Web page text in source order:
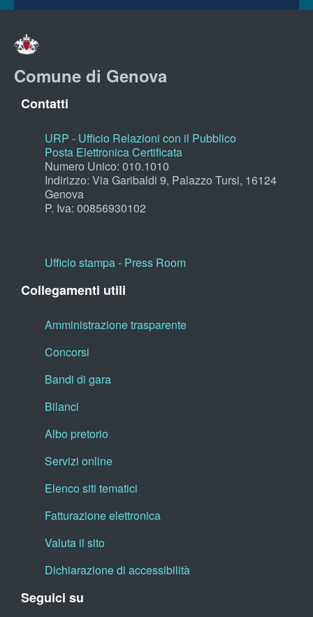
Comune di Genova
Contatti
URP - Ufficio Relazioni con il Pubblico
Posta Elettronica Certificata
Numero Unico: 010.1010
Indirizzo: Via Garibaldi 9, Palazzo Tursi, 16124
Genova
P. Iva: 00856930102
Ufficio stampa - Press Room
Collegamenti utili
Amministrazione trasparente
Concorsi
Bandi di gara
Bilanci
Albo pretorio
Servizi online
Elenco siti tematici
Fatturazione elettronica
Valuta il sito
Dichiarazione di accessibilità
Seguici su